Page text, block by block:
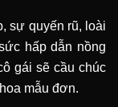
sự quyến rũ, loài
hấp dẫn nồng
gái sẽ cầu chúc
mẫu đơn.